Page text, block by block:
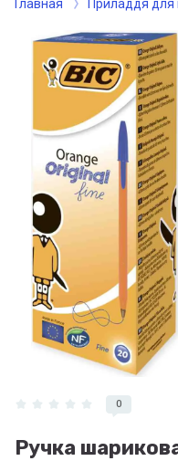
Главная Приладдя для
0
Ручка